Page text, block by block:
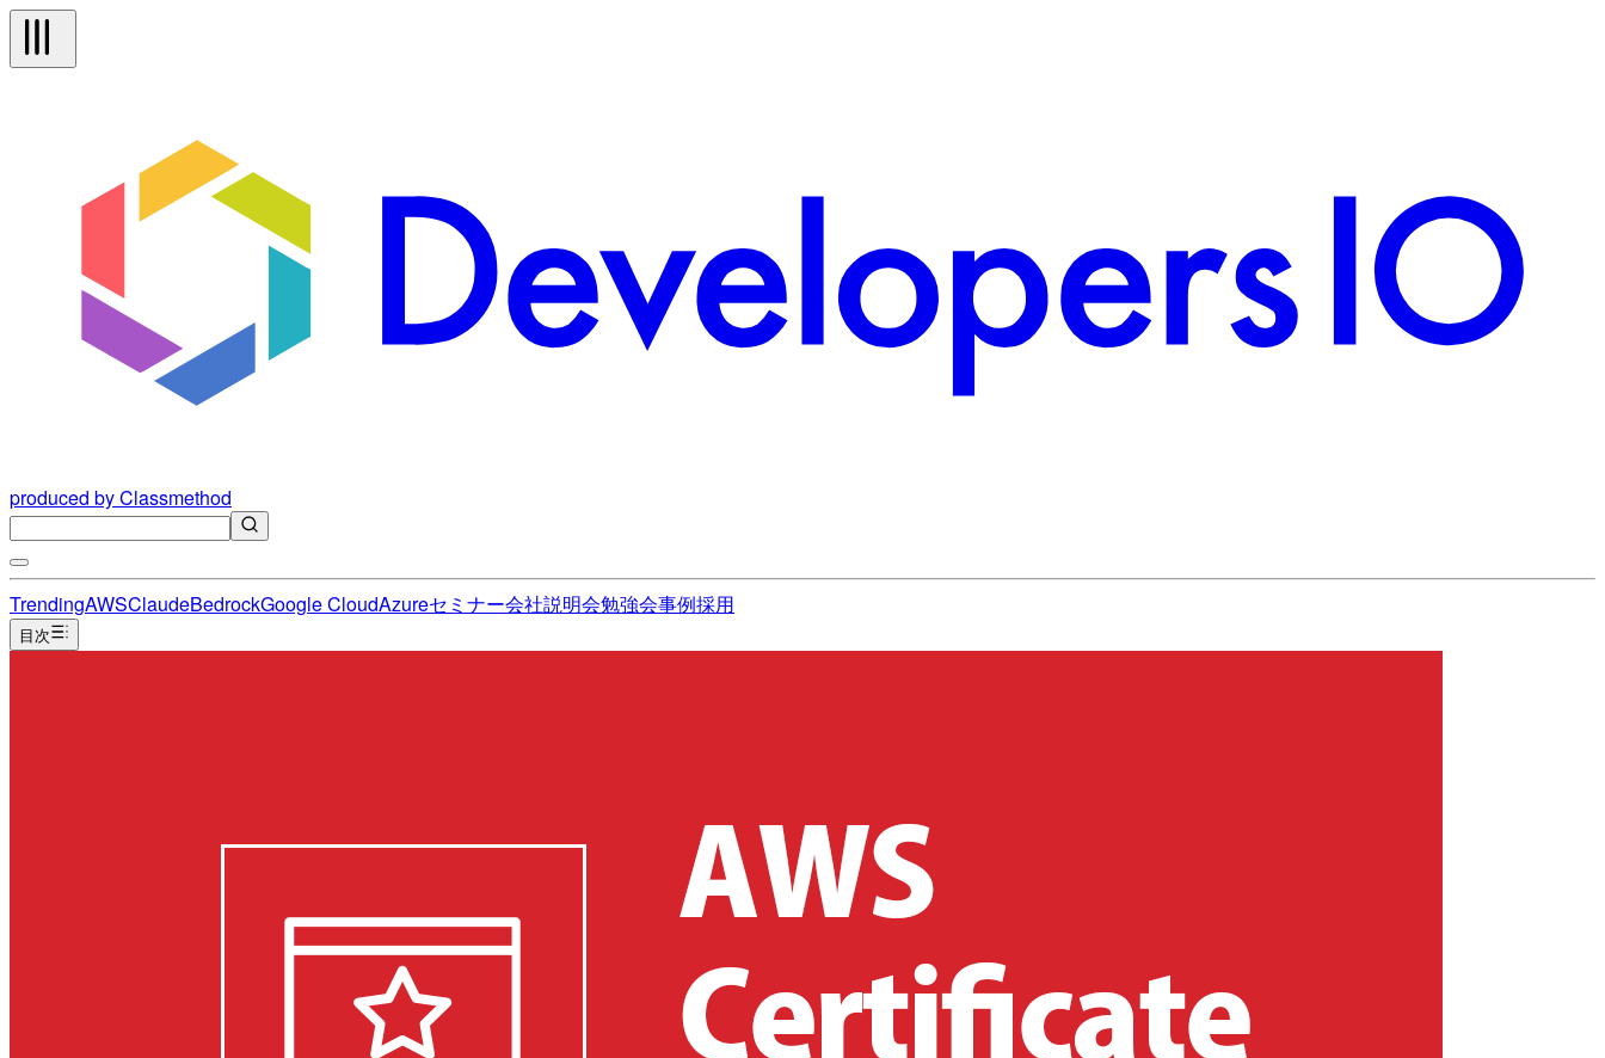
produced by Classmethod
TrendingAWSClaudeBedrockGoogle CloudAzureセミナー会社説明会勉強会事例採用
目次